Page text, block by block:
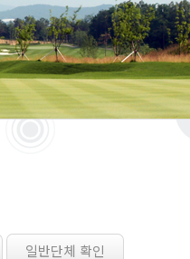
일반단체 확인